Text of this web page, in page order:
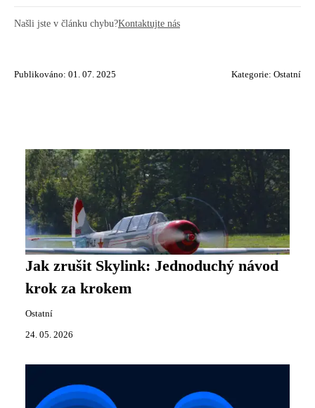
Našli jste v článku chybu?Kontaktujte nás
Publikováno: 01. 07. 2025 Kategorie: Ostatní
Jak zrušit Skylink: Jednoduchý návod
krok za krokem
Ostatní
24. 05. 2026